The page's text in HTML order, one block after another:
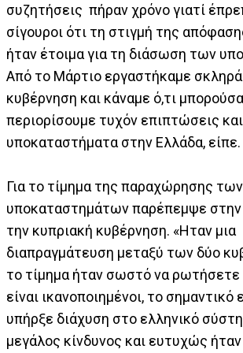
συζητήσεις πήραν χρόνο γιατί
σίγουροι ότι τη στιγμή της
ήταν έτοιμα για τη διάσωση των
Από το Μάρτιο εργαστήκαμε
κυβέρνηση και κάναμε ό,τι
περιορίσουμε τυχόν επιπτώσεις
υποκαταστήματα στην Ελλάδα, είπε.
Για το τίμημα της παραχώρησης των
υποκαταστημάτων παρέπεμψε στην
την κυπριακή κυβέρνηση. «Ηταν μια
διαπραγμάτευση μεταξύ των δύο
το τίμημα ήταν σωστό να ρωτήσετε
είναι ικανοποιημένοι, το σημαντικό
υπήρξε διάχυση στο ελληνικό
μεγάλος κίνδυνος και ευτυχώς